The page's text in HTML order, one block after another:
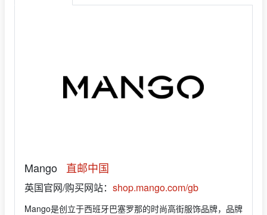
Mango 直邮中国
英国官网/购买网站： shop.mango.com/gb
Mango是创立于西班牙巴塞罗那的时尚高街服饰品牌，品牌